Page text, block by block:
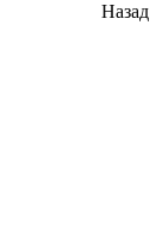
Назад